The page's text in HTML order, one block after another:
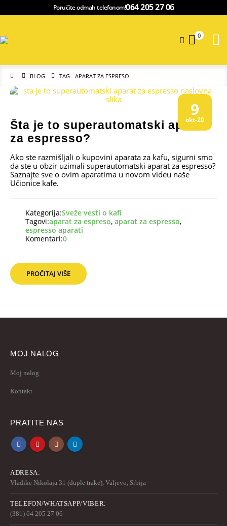
Poručite odmah telefonom!064 205 27 06
0
BLOG TAG -APARAT ZA ESPRESO
9
okt-20
Šta je to superautomatski aparat
za espresso?
Ako ste razmišljali o kupovini aparata za kafu, sigurni smo
da ste u obzir uzimali superautomatski aparat za espresso?
Saznajte sve o ovim aparatima u novom videu naše
Učionice kafe.
Kategorija:Sveže vesti o kafi
Tagovi:aparat za espreso, aparat za espresso,
espresso aparati
Komentari:0
PROČITAJ VIŠE
MOJ NALOG
Moj nalog
Kontakt
PRATITE NAS
ADRESA:
Vladike Nikolaja 31 (duple trake), Valjevo, Srbija
TELEFON/WHATSAPP/VIBER:
(381) 64 205 27 06